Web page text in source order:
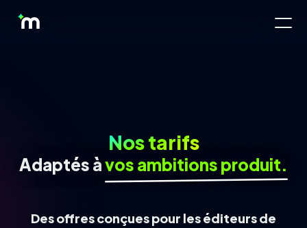
Nos tarifs
Adaptés àvos ambitions produit.
Des offres conçues pour les éditeurs de